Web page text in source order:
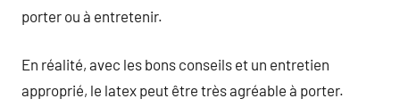
porter ou à entretenir.
En réalité, avec les bons conseils et un entretien
approprié, le latex peut être très agréable à porter.